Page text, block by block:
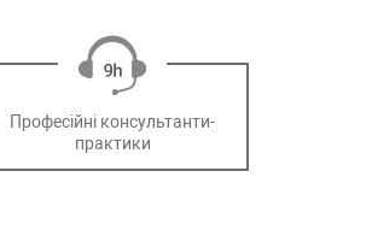
Професійні консультанти-
практики